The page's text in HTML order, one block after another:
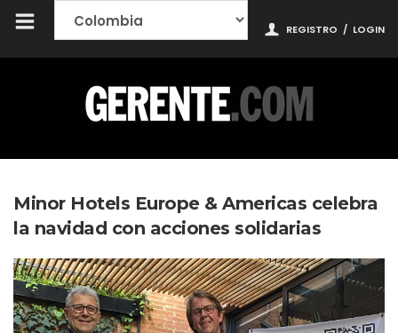
REGISTRO / LOGIN
Minor Hotels Europe & Americas celebra
la navidad con acciones solidarias